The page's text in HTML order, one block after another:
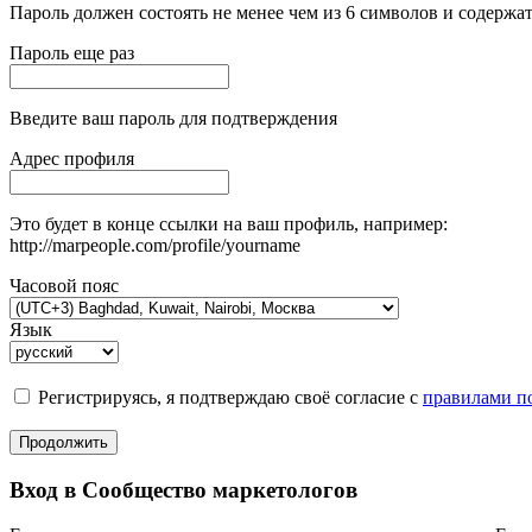
Пароль должен состоять не менее чем из 6 символов и
Пароль еще раз
Введите ваш пароль для подтверждения
Адрес профиля
Это будет в конце ссылки на ваш профиль, например:
http://marpeople.com/profile/yourname
Часовой пояс
Язык
Регистрируясь, я подтверждаю своё согласие с правилами
Продолжить
Вход в Сообщество маркетологов